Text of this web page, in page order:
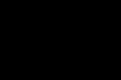
V 3310 DE